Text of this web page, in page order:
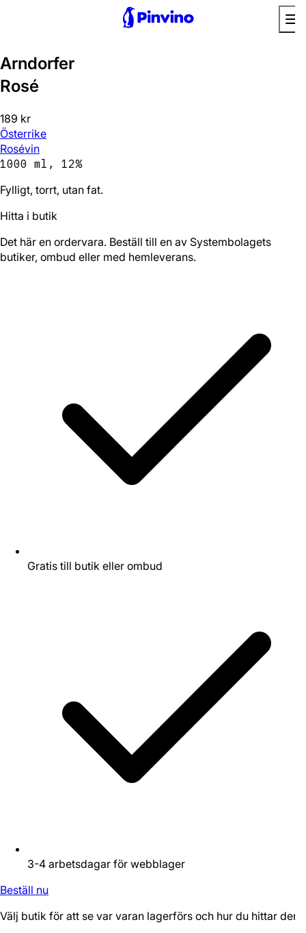
Arndorfer
Rosé
189 kr
Österrike
Rosévin
1000 ml, 12%
Fylligt, torrt, utan fat.
Hitta i butik
Det här en ordervara. Beställ till en av Systembolagets
butiker, ombud eller med hemleverans.
Gratis till butik eller ombud
3-4 arbetsdagar för webblager
Beställ nu
Välj butik för att se var varan lagerförs och hur du hittar den.